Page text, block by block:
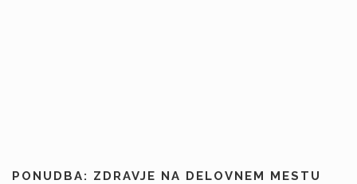
PONUDBA: ZDRAVJE NA DELOVNEM MESTU